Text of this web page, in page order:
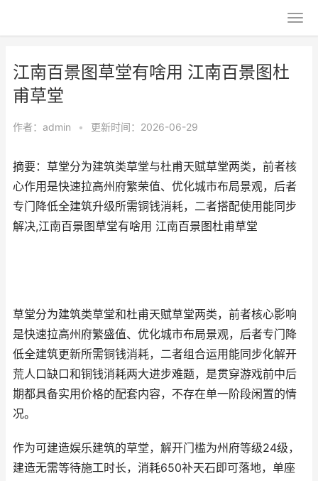
江南百景图草堂有啥用 江南百景图杜
甫草堂
作者： admin • 更新时间：2026-06-29
摘要：草堂分为建筑类草堂与杜甫天赋草堂两类，前者核
心作用是快速拉高州府繁荣值、优化城市布局景观，后者
专门降低全建筑升级所需铜钱消耗，二者搭配使用能同步
解决,江南百景图草堂有啥用 江南百景图杜甫草堂
草堂分为建筑类草堂和杜甫天赋草堂两类，前者核心影响
是快速拉高州府繁盛值、优化城市布局景观，后者专门降
低全建筑更新所需铜钱消耗，二者组合运用能同步化解开
荒人口缺口和铜钱消耗两大进步难题，是贯穿游戏前中后
期都具备实用价格的配套内容，不存在单一阶段闲置的情
况。
作为可建造娱乐建筑的草堂，解开门槛为州府等级24级，
建造无需等待施工时长，消耗650补天石即可落地，单座